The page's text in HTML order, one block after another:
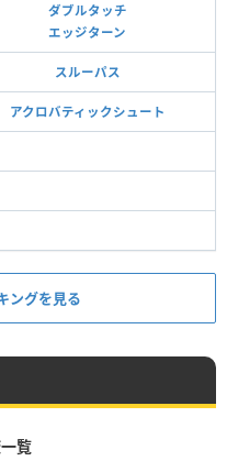
ダブルタッチ
エッジターン
スルーパス
アクロバティックシュート
ングを見る
覧